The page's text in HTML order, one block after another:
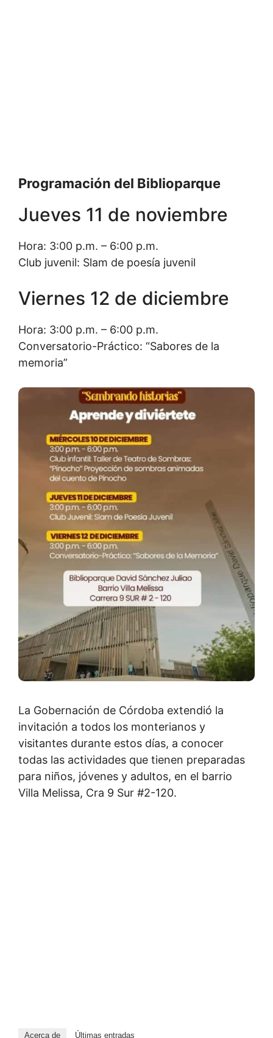
Programación del Biblioparque
Jueves 11 de noviembre
Hora: 3:00 p.m. – 6:00 p.m.
Club juvenil: Slam de poesía juvenil
Viernes 12 de diciembre
Hora: 3:00 p.m. – 6:00 p.m.
Conversatorio-Práctico: “Sabores de la
memoria”
La Gobernación de Córdoba extendió la
invitación a todos los monterianos y
visitantes durante estos días, a conocer
todas las actividades que tienen preparadas
para niños, jóvenes y adultos, en el barrio
Villa Melissa, Cra 9 Sur #2-120.
Acerca de Últimas entradas